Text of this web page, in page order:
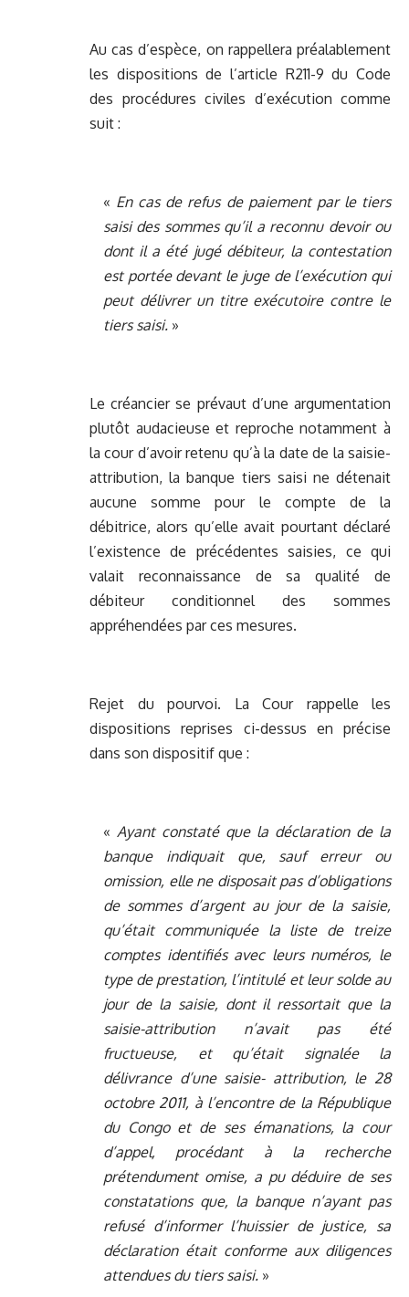
Au cas d’espèce, on rappellera préalablement
les dispositions de l’article R211-9 du Code
des procédures civiles d’exécution comme
suit :
« En cas de refus de paiement par le tiers
saisi des sommes qu’il a reconnu devoir ou
dont il a été jugé débiteur, la contestation
est portée devant le juge de l’exécution qui
peut délivrer un titre exécutoire contre le
tiers saisi. »
Le créancier se prévaut d’une argumentation
plutôt audacieuse et reproche notamment à
la cour d’avoir retenu qu’à la date de la saisie-
attribution, la banque tiers saisi ne détenait
aucune somme pour le compte de la
débitrice, alors qu’elle avait pourtant déclaré
l’existence de précédentes saisies, ce qui
valait reconnaissance de sa qualité de
débiteur conditionnel des sommes
appréhendées par ces mesures.
Rejet du pourvoi. La Cour rappelle les
dispositions reprises ci-dessus en précise
dans son dispositif que :
« Ayant constaté que la déclaration de la
banque indiquait que, sauf erreur ou
omission, elle ne disposait pas d’obligations
de sommes d’argent au jour de la saisie,
qu’était communiquée la liste de treize
comptes identifiés avec leurs numéros, le
type de prestation, l’intitulé et leur solde au
jour de la saisie, dont il ressortait que la
saisie-attribution n’avait pas été
fructueuse, et qu’était signalée la
délivrance d’une saisie- attribution, le 28
octobre 2011, à l’encontre de la République
du Congo et de ses émanations, la cour
d’appel, procédant à la recherche
prétendument omise, a pu déduire de ses
constatations que, la banque n’ayant pas
refusé d’informer l’huissier de justice, sa
déclaration était conforme aux diligences
attendues du tiers saisi. »